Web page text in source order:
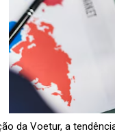
da Voetur, a